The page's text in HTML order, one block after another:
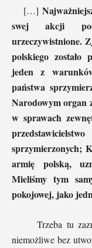
[…]
swej akcji
urzeczywistnione.
polskiego zostało
jeden z
państwa
Narodowym organ
w sprawach
sprzymierzonych;
armię polską,
Mieliśmy tym
pokojowej, jako
Trzeba tu
niemożliwe bez